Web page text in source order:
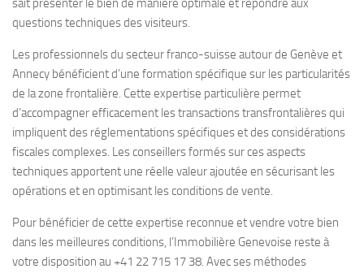
sait présenter le bien de manière optimale et répondre aux
questions techniques des visiteurs.
Les professionnels du secteur franco-suisse autour de Genève et
Annecy bénéficient d’une formation spécifique sur les particularités
de la zone frontalière. Cette expertise particulière permet
d’accompagner efficacement les transactions transfrontalières qui
impliquent des réglementations spécifiques et des considérations
fiscales complexes. Les conseillers formés sur ces aspects
techniques apportent une réelle valeur ajoutée en sécurisant les
opérations et en optimisant les conditions de vente.
Pour bénéficier de cette expertise reconnue et vendre votre bien
dans les meilleures conditions, l’Immobilière Genevoise reste à
votre disposition au +41 22 715 17 38. Avec ses méthodes